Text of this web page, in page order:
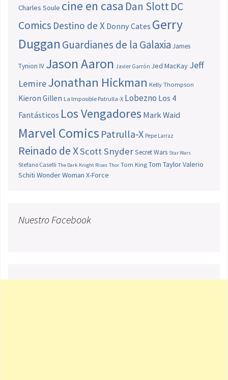
Charles Soule cine en casa Dan SlottDC
Comics Destino de X Donny Cates Gerry
Duggan Guardianes de la Galaxia James
Tynion IV Jason Aaron Javier Garrón Jed MacKay Jeff
LemireJonathan Hickman Kelly Thompson
Kieron Gillen La Imposible Patrulla-X Lobezno Los 4
Fantásticos Los Vengadores Mark Waid
Marvel Comics Patrulla-X Pepe Larraz
Reinado de XScott SnyderSecret Wars Star Wars
Stefano Caselli The Dark Knight Rises Thor Tom King Tom TaylorValerio
Schiti Wonder Woman X-Force
Nuestro Facebook